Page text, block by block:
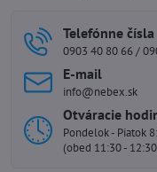
Telefónne čísla
0903 40 80 66 /
E-mail
info@nebex.sk
Otváracie
Pondelok - Piatok
(obed 11:30 -